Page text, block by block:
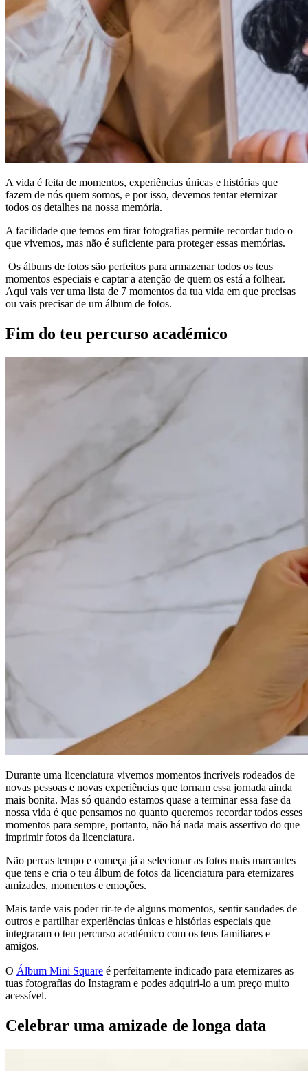
A vida é feita de momentos, experiências únicas e histórias que
fazem de nós quem somos, e por isso, devemos tentar eternizar
todos os detalhes na nossa memória.
A facilidade que temos em tirar fotografias permite recordar tudo o
que vivemos, mas não é suficiente para proteger essas memórias.
Os álbuns de fotos são perfeitos para armazenar todos os teus
momentos especiais e captar a atenção de quem os está a folhear.
Aqui vais ver uma lista de 7 momentos da tua vida em que precisas
ou vais precisar de um álbum de fotos.
Fim do teu percurso académico
Durante uma licenciatura vivemos momentos incríveis rodeados de
novas pessoas e novas experiências que tornam essa jornada ainda
mais bonita. Mas só quando estamos quase a terminar essa fase da
nossa vida é que pensamos no quanto queremos recordar todos esses
momentos para sempre, portanto, não há nada mais assertivo do que
imprimir fotos da licenciatura.
Não percas tempo e começa já a selecionar as fotos mais marcantes
que tens e cria o teu álbum de fotos da licenciatura para eternizares
amizades, momentos e emoções.
Mais tarde vais poder rir-te de alguns momentos, sentir saudades de
outros e partilhar experiências únicas e histórias especiais que
integraram o teu percurso académico com os teus familiares e
amigos.
O Álbum Mini Square é perfeitamente indicado para eternizares as
tuas fotografias do Instagram e podes adquiri-lo a um preço muito
acessível.
Celebrar uma amizade de longa data